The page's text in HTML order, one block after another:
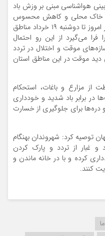
هواشناسی مبنی بر وزش باد
خاک محلی و کاهش محسوس
دما، اظهار کرد: این ناپایداری‌ها از عصر امروز تا دوشنبه ۱۹ خرداد مناطق
می‌گیرد از این رو احتمال
موقت و اختلال در تردد
موقت در این مناطق استان
از مزارع و باغات، استحکام
در برابر باد شدید و خودداری
دره‌ها برای جلوگیری از خسارت
توصیه کرد: شهروندان بهنگام
غبار از تردد و پارک کردن
کرده و با در خانه ماندن و
کنند.